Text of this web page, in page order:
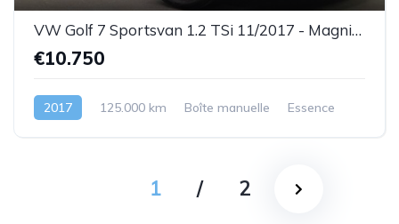
VW Golf 7 Sportsvan 1.2 TSi 11/2017 - Magnifique état ! ! !- GARANTIE
€10.750
2017 125.000 km Boîte manuelle Essence
1 / 2